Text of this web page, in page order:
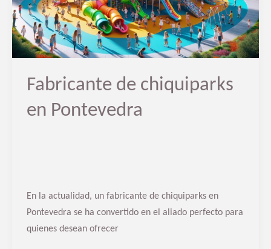
Fabricante de chiquiparks
en Pontevedra
En la actualidad, un fabricante de chiquiparks en
Pontevedra se ha convertido en el aliado perfecto para
quienes desean ofrecer